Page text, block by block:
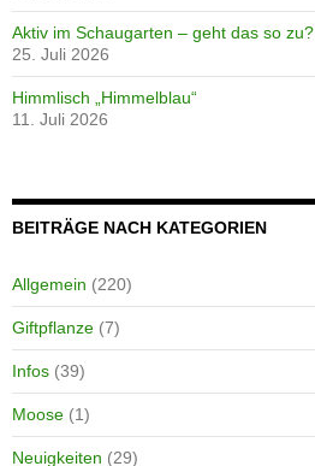
Aktiv im Schaugarten – geht das so zu?
25. Juli 2026
Himmlisch „Himmelblau“
11. Juli 2026
BEITRÄGE NACH KATEGORIEN
Allgemein (220)
Giftpflanze (7)
Infos (39)
Moose (1)
Neuigkeiten (29)